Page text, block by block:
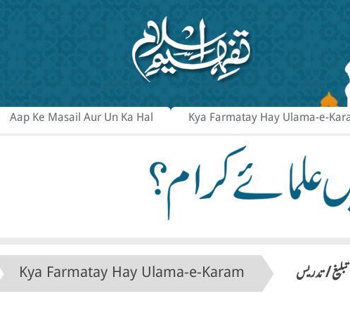
Aap Ke Masail Aur Un Ka Hal
Kya Farmatay Hay Ulama-e-
Kya Farmatay Hay Ulama-e-Karam تبلیغ / تدریس